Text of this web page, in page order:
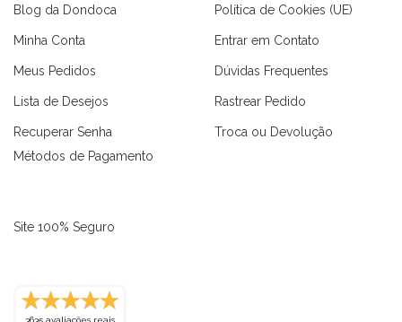
Blog da Dondoca
Minha Conta
Meus Pedidos
Lista de Desejos
Recuperar Senha
Política de Cookies (UE)
Entrar em Contato
Dúvidas Frequentes
Rastrear Pedido
Troca ou Devolução
Métodos de Pagamento
Site 100% Seguro
3635 avaliações reais